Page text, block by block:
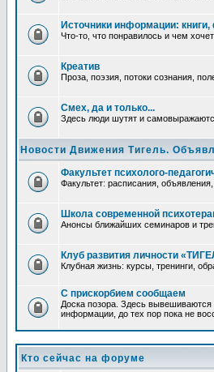
Источники информации:
Что-то, что понравилось и чем
Креатив
Проза, поэзия, потоки сознания,
Смех, да и только...
Здесь люди шутят и
Новости Движения Тигель.
Факультет психолого-
Факультет: расписания, объявления,
Школа современной
Анонсы ближайших семинаров и
Клуб развития личности
Клубная жизнь: курсы, тренинги,
С прискорбием сообщаем
Доска позора. Здесь вывешиваются
информации, до тех пор пока не
Кто сейчас на форуме